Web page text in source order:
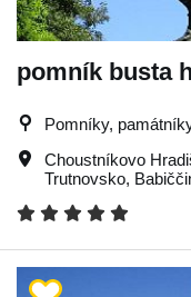
pomník busta
Pomníky,
Choustníkovo
Trutnovsko,